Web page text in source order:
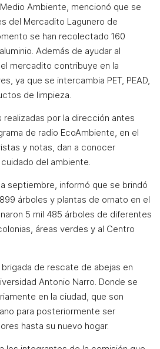
Ambiente, mencionó que se
del Mercadito Lagunero de
se han recolectado 160
Además de ayudar al
mercadito contribuye en la
ya que se intercambia PET, PEAD,
de limpieza.
por la dirección antes
de radio EcoAmbiente, en el
y notas, dan a conocer
del ambiente.
septiembre, informó que se brindó
árboles y plantas de ornato en el
5 mil 485 árboles de diferentes
áreas verdes y al Centro
de rescate de abejas en
Antonio Narro. Donde se
en la ciudad, que son
para posteriormente ser
hasta su nuevo hogar.